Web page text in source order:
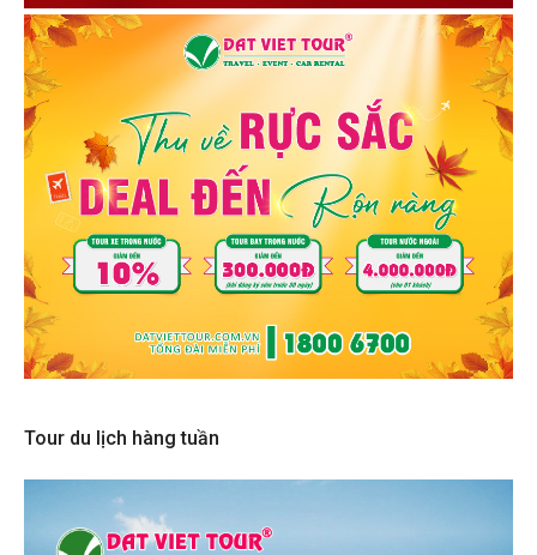
Tour du lịch hàng tuần